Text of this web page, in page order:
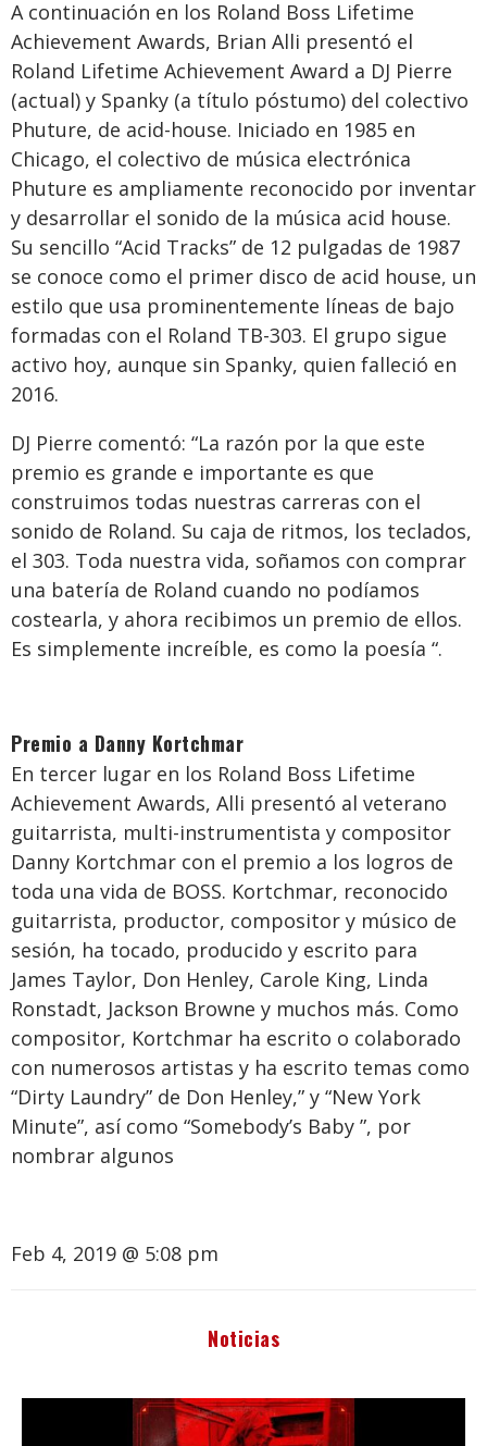
A continuación en los Roland Boss Lifetime
Achievement Awards, Brian Alli presentó el
Roland Lifetime Achievement Award a DJ Pierre
(actual) y Spanky (a título póstumo) del colectivo
Phuture, de acid-house. Iniciado en 1985 en
Chicago, el colectivo de música electrónica
Phuture es ampliamente reconocido por inventar
y desarrollar el sonido de la música acid house.
Su sencillo “Acid Tracks” de 12 pulgadas de 1987
se conoce como el primer disco de acid house, un
estilo que usa prominentemente líneas de bajo
formadas con el Roland TB-303. El grupo sigue
activo hoy, aunque sin Spanky, quien falleció en
2016.
DJ Pierre comentó: “La razón por la que este
premio es grande e importante es que
construimos todas nuestras carreras con el
sonido de Roland. Su caja de ritmos, los teclados,
el 303. Toda nuestra vida, soñamos con comprar
una batería de Roland cuando no podíamos
costearla, y ahora recibimos un premio de ellos.
Es simplemente increíble, es como la poesía “.
Premio a Danny Kortchmar
En tercer lugar en los Roland Boss Lifetime
Achievement Awards, Alli presentó al veterano
guitarrista, multi-instrumentista y compositor
Danny Kortchmar con el premio a los logros de
toda una vida de BOSS. Kortchmar, reconocido
guitarrista, productor, compositor y músico de
sesión, ha tocado, producido y escrito para
James Taylor, Don Henley, Carole King, Linda
Ronstadt, Jackson Browne y muchos más. Como
compositor, Kortchmar ha escrito o colaborado
con numerosos artistas y ha escrito temas como
“Dirty Laundry” de Don Henley,” y “New York
Minute”, así como “Somebody’s Baby ”, por
nombrar algunos
Feb 4, 2019 @ 5:08 pm
Noticias